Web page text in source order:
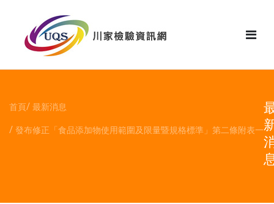
首頁 最新消息
發布修正「食品添加物使用範圍及限量暨規格標準」第二條附表一